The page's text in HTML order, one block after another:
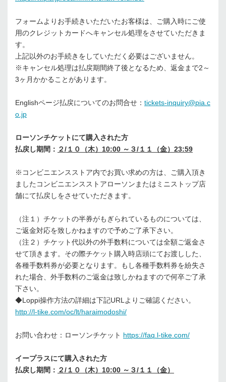
フォームよりお手続きいただいたお客様は、ご購入時にご使
用のクレジットカードへキャンセル処理をさせていただきま
す。
上記以外のお手続きをしていただく必要はございません。
※キャンセル処理は払戻期間終了後となるため、返金まで2～
3ヶ月かかることがあります。
Englishページ払戻についてのお問合せ： tickets-inquiry@pia.c
o.jp
ローソンチケットにて購入された方
払戻し期間： ２/１０（木）10:00 ～３/１１（金）23:59
※コンビニエンスストア内でお買い求めの方は、ご購入頂き
ましたコンビニエンスストアローソンまたはミニストップ店
舗にて払戻しをさせていただきます。
（注１）チケットの半券がもぎられているものについては、
ご返金対応を致しかねますので予めご了承下さい。
（注２）チケット代以外の外手数料については全額ご返金さ
せて頂きます。その際チケット購入時店頭にてお渡しした、
各種手数料券が必要となります。もし各種手数料券を紛失さ
れた場合、外手数料のご返金は致しかねますので何卒ご了承
下さい。
◆Loppi操作方法の詳細は下記URLよりご確認ください。
http://l-tike.com/oc/lt/haraimodoshi/
お問い合わせ：ローソンチケット https://faq.l-tike.com/
イープラスにて購入された方
払戻し期間： ２/１０（木）10:00 ～３/１１（金）